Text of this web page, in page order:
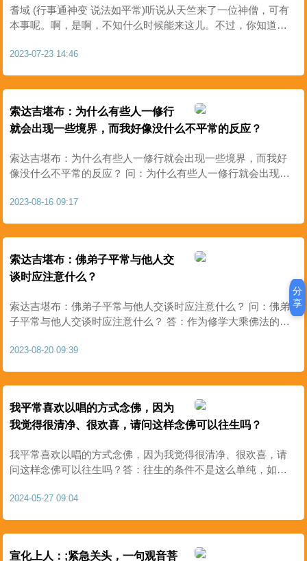
耆域 (行事通神变 说法如平常)听说从天竺来了一位神僧，可有
本事呢。啊，是啊，不知什么时候能来这儿。不过，你知道
谈。不远处便是渡口。一位高鼻深目的僧人正对船主请求搭
2023-07-23 14:46
索达吉堪布：为什么有些人一修行
就会出现一些境界，而我好像没什么不平常的反应？
索达吉堪布：为什么有些人一修行就会出现一些境界，而我好
像没什么不平常的反应？ 问：为什么有些人一修行就会出现一
说：人的修行境界是高还是低，通过相续中烦恼减退与否可以
2023-08-16 09:17
索达吉堪布：佛弟子平常与他人交
谈时应注意什么？
索达吉堪布：佛弟子平常与他人交谈时应注意什么？ 问：佛弟
子平常与他人交谈时应注意什么？ 答：作为修学大乘佛法的
该言说温和、正直的语言。 《增一阿含经》中说：“言常含
2023-08-20 09:39
我平常喜欢以唱的方式念佛，因为
我觉得很清净、很欢喜，请问这样念佛可以往生吗？
我平常喜欢以唱的方式念佛，因为我觉得很清净、很欢喜，请
问这样念佛可以往生吗？答：往生的条件不是这么单纯，如果
口，口里唱佛不能往生，念佛才能往生。「念」是今心，就是
2024-05-27 09:04
宣化上人：;紧急关头，一句观音菩
分
享